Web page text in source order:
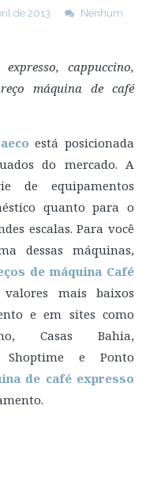
de 2013
Nenhum
cappuccino,
máquina de café
está posicionada
do mercado. A
de equipamentos
quanto para o
escalas. Para você
dessas máquinas,
de máquina Café
mais baixos
e em sites como
Casas Bahia,
Shoptime e Ponto
de café expresso